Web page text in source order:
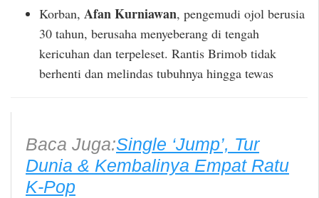
Korban, Afan Kurniawan, pengemudi ojol berusia
30 tahun, berusaha menyeberang di tengah
kericuhan dan terpeleset. Rantis Brimob tidak
berhenti dan melindas tubuhnya hingga tewas
Baca Juga:Single ‘Jump’, Tur
Dunia & Kembalinya Empat Ratu
K-Pop